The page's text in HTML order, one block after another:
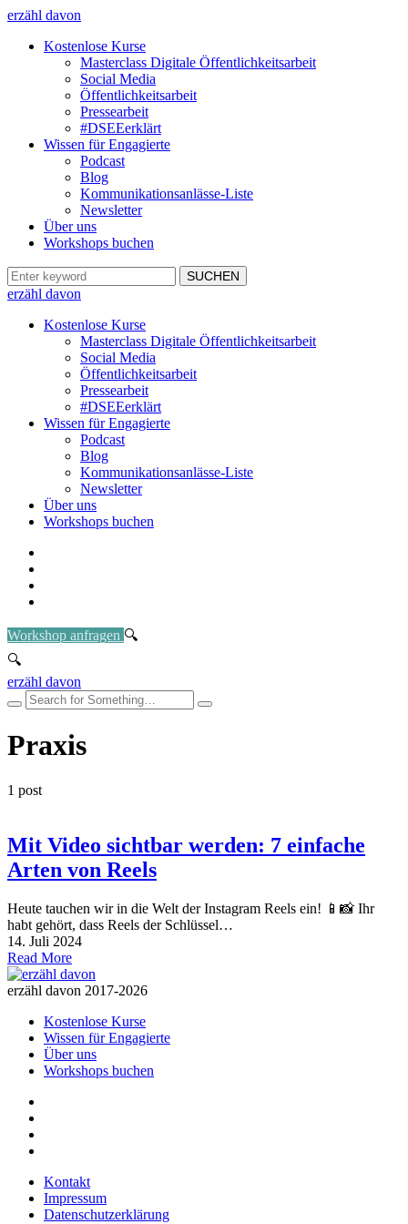
erzähl davon
Kostenlose Kurse
Masterclass Digitale Öffentlichkeitsarbeit
Social Media
Öffentlichkeitsarbeit
Pressearbeit
#DSEEerklärt
Wissen für Engagierte
Podcast
Blog
Kommunikationsanlässe-Liste
Newsletter
Über uns
Workshops buchen
erzähl davon
Kostenlose Kurse
Masterclass Digitale Öffentlichkeitsarbeit
Social Media
Öffentlichkeitsarbeit
Pressearbeit
#DSEEerklärt
Wissen für Engagierte
Podcast
Blog
Kommunikationsanlässe-Liste
Newsletter
Über uns
Workshops buchen
Workshop anfragen
erzähl davon
Praxis
1 post
Mit Video sichtbar werden: 7 einfache
Arten von Reels
Heute tauchen wir in die Welt der Instagram Reels ein! 📱📸 Ihr
habt gehört, dass Reels der Schlüssel…
14. Juli 2024
Read More
erzähl davon 2017-2026
Kostenlose Kurse
Wissen für Engagierte
Über uns
Workshops buchen
Kontakt
Impressum
Datenschutzerklärung